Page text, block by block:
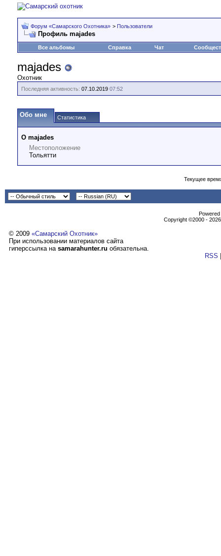
Форум «Самарского Охотника» > Пользователи
Профиль majades
Все альбомы Справка Чат
majades
Охотник
Последняя активность: 07.10.2019 07:52
Обо мне Статистика
О majades
Местоположение
Тольятти
Текущее
Copyright ©2000 -
© 2009 «Самарский Охотник»
При использовании материалов сайта
гиперссылка на samarahunter.ru обязательна.
RSS